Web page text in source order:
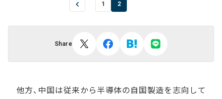
1 2
Share
他方、中国は従来から半導体の自国製造を志向して